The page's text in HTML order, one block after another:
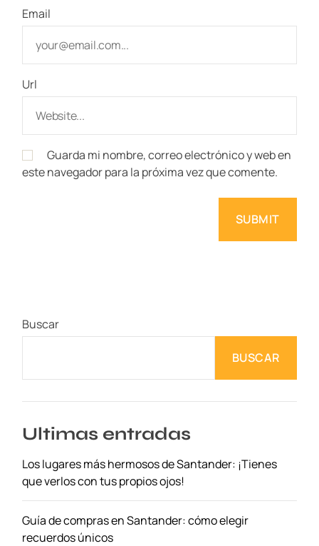
Email
Url
Guarda mi nombre, correo electrónico y web en
este navegador para la próxima vez que comente.
Buscar
BUSCAR
Ultimas entradas
Los lugares más hermosos de Santander: ¡Tienes
que verlos con tus propios ojos!
Guía de compras en Santander: cómo elegir
recuerdos únicos